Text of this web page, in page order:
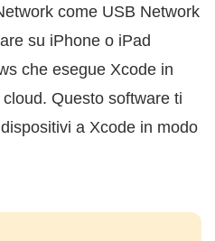
come USB Network
su iPhone o iPad
che esegue Xcode in
Questo software ti
a Xcode in modo